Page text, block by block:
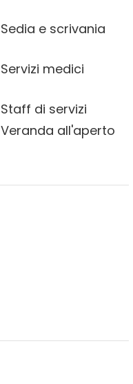
Sedia e scrivania
Servizi medici
Staff di servizi
Veranda all'aperto